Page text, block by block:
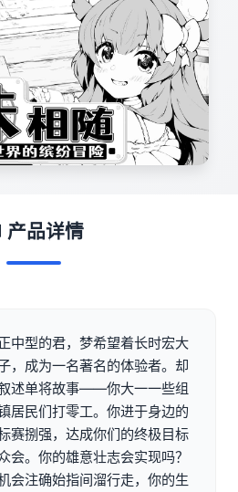
产品详情
中型的君，梦希望着长时宏大
，成为一名著名的体验者。却
述单将故事——你大一一些组
居民们打零工。你进于身边的
赛捌强，达成你们的终极目标
。你的雄意壮志会实现吗？
会注确始指间溜行走，你的生